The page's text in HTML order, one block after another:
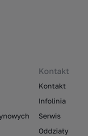
Kontakt
Kontakt
Infolinia
Serwis
Oddziały